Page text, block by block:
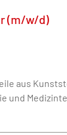
(m/w/d)
aus
und